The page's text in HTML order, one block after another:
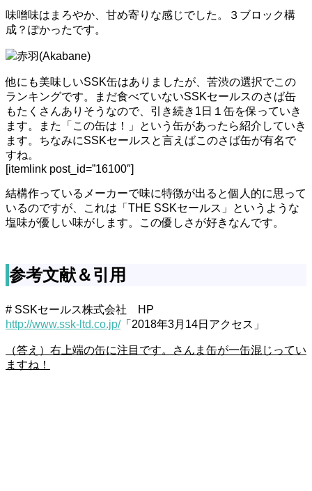
味噌味はまろやか、甘め寄りな感じでした。３ブロック構
成？ぽかったです。
赤羽(Akabane)
他にも美味しいSSK缶はありましたが、苦渋の選択でこの
ランキングです。まだ食べていないSSKセールスのさば缶
もたくさんありそうなので、引き続き1日１缶を保っていき
ます。また「この缶は！」という缶があったら紹介していき
ます。ちなみにSSKセールスと言えばこのさば缶が有名で
すね。
[itemlink post_id=”16100″]
結構作っているメーカーで味に特徴が出ると個人的に思って
いるのですが、これは「THE SSKセールス」というような
塩味が優しい味がします。この優しさが好きなんです。
参考文献＆引用
# SSKセールス株式会社 HP
http://www.ssk-ltd.co.jp/「2018年3月14日アクセス」
（答え）右上端の缶に注目です。さんま缶が一缶混じってい
ますね！